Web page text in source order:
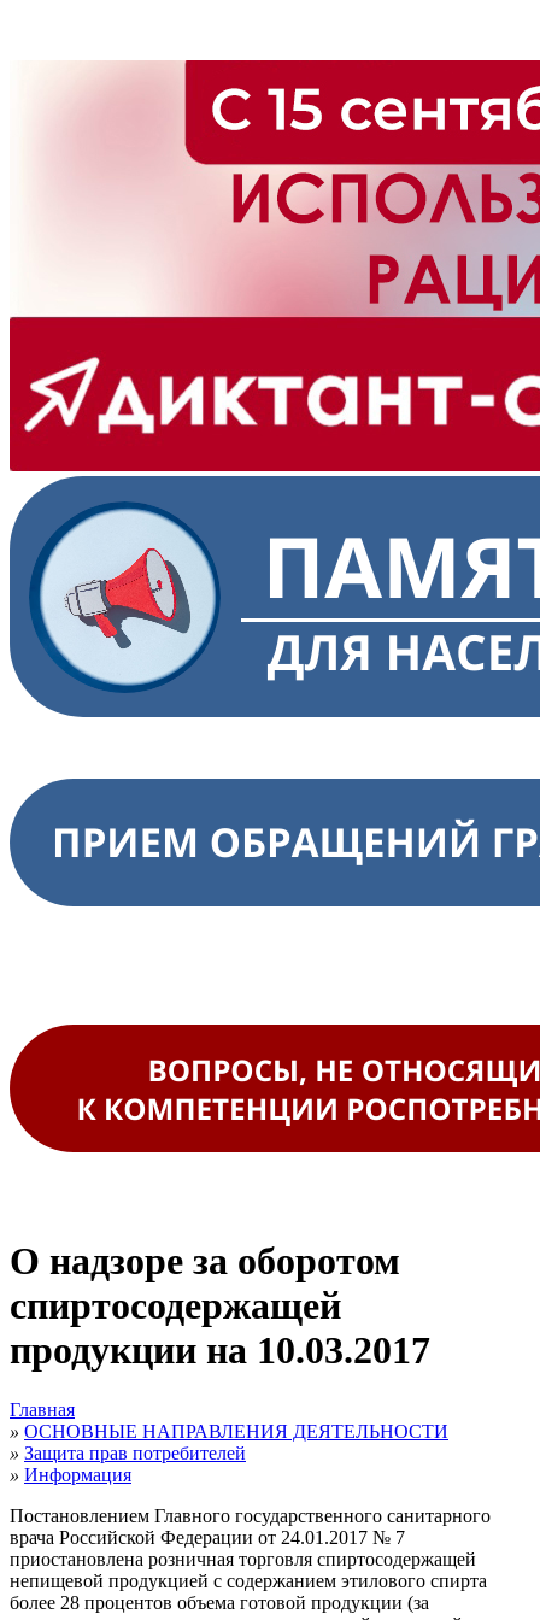
О надзоре за оборотом
спиртосодержащей
продукции на 10.03.2017
Главная
» ОСНОВНЫЕ НАПРАВЛЕНИЯ ДЕЯТЕЛЬНОСТИ
» Защита прав потребителей
» Информация
Постановлением Главного государственного санитарного
врача Российской Федерации от 24.01.2017 № 7
приостановлена розничная торговля спиртосодержащей
непищевой продукцией с содержанием этилового спирта
более 28 процентов объема готовой продукции (за